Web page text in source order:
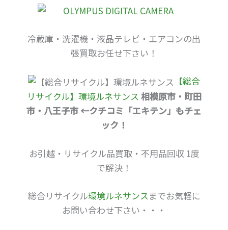
冷蔵庫・洗濯機・液晶テレビ・エアコンの出
張買取お任せ下さい！
【総合
リサイクル】環境ルネサンス 相模原市・町田
市・八王子市 ←クチコミ「エキテン」もチェ
ック！
お引越・リサイクル品買取・不用品回収 1度
で解決！
総合リサイクル環境ルネサンス までお気軽に
お問い合わせ下さい・・・